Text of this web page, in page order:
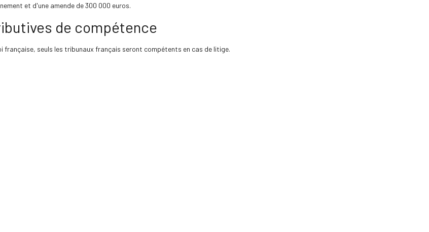
et d'une amende de 300 000 euros.
de compétence
française, seuls les tribunaux français seront compétents en cas de litige.